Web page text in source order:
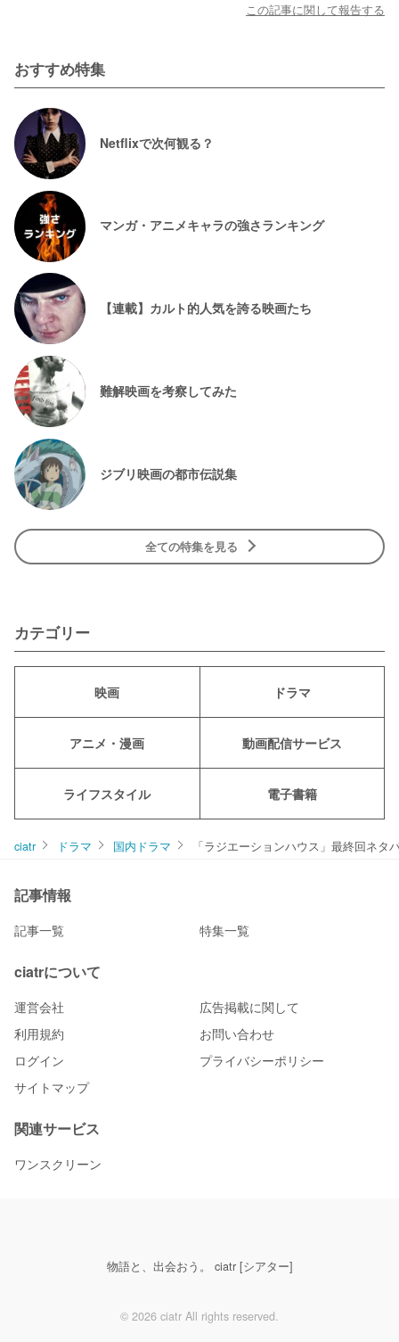
この記事に関して報告する
おすすめ特集
Netflixで次何観る？
マンガ・アニメキャラの強さランキング
【連載】カルト的人気を誇る映画たち
難解映画を考察してみた
ジブリ映画の都市伝説集
全ての特集を見る
カテゴリー
映画 ドラマ
アニメ・漫画 動画配信サービス
ライフスタイル 電子書籍
ciatr ドラマ 国内ドラマ 「ラジエーションハウス」最終回ネ
記事情報
記事一覧 特集一覧
ciatrについて
運営会社
広告掲載に関して
利用規約
お問い合わせ
ログイン
プライバシーポリシー
サイトマップ
関連サービス
ワンスクリーン
物語と、出会おう。 ciatr [シアター]
© 2026 ciatr All rights reserved.